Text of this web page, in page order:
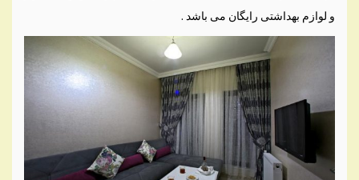
و لوازم بهداشتی رایگان می باشد .